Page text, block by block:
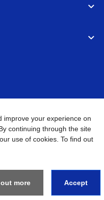
Site Map Kunjungi Situs Global
improve your experience on
continuing through the site
use of cookies. To find out
more Accept